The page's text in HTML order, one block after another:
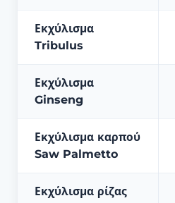
Εκχύλισμα
Tribulus
Εκχύλισμα
Ginseng
Εκχύλισμα καρπού
Saw Palmetto
Εκχύλισμα ρίζας